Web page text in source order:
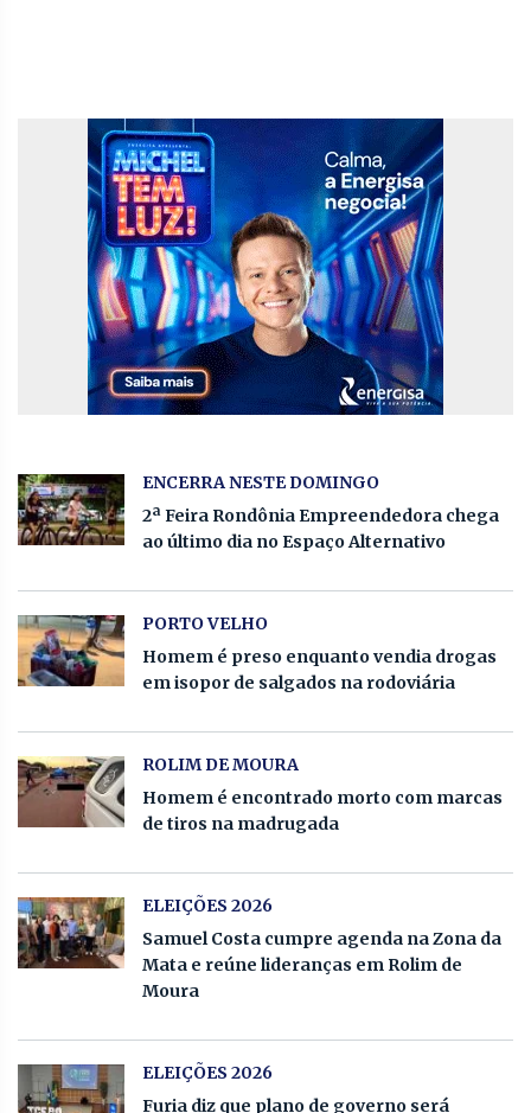
ENCERRA NESTE DOMINGO
2ª Feira Rondônia Empreendedora chega
ao último dia no Espaço Alternativo
PORTO VELHO
Homem é preso enquanto vendia drogas
em isopor de salgados na rodoviária
ROLIM DE MOURA
Homem é encontrado morto com marcas
de tiros na madrugada
ELEIÇÕES 2026
Samuel Costa cumpre agenda na Zona da
Mata e reúne lideranças em Rolim de
Moura
ELEIÇÕES 2026
Furia diz que plano de governo será